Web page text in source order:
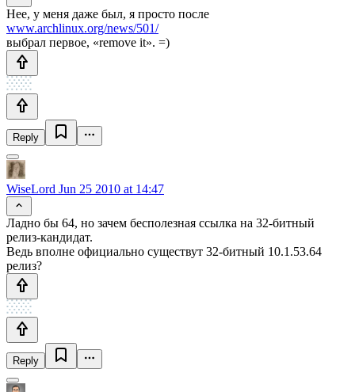
Нее, у меня даже был, я просто после
www.archlinux.org/news/501/
выбрал первое, «remove it». =)
Reply
WiseLord Jun 25 2010 at 14:47
Ладно бы 64, но зачем бесполезная ссылка на 32-битный
релиз-кандидат.
Ведь вполне официально существут 32-битный 10.1.53.64
релиз?
Reply